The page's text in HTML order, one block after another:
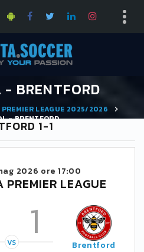
BRENTFORD
PREMIER LEAGUE 2025/2026
- BRENTFORD
1-1
2026 ore 17:00
LEAGUE
1
VS Brentford